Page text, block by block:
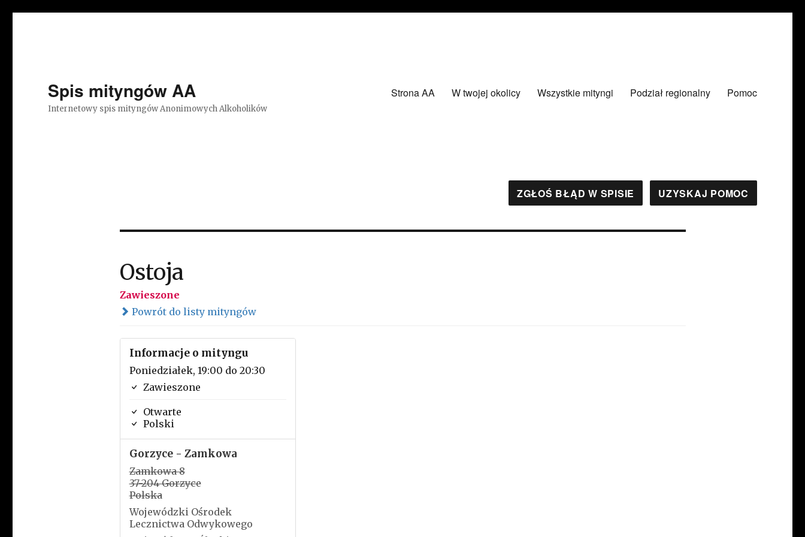
Spis mityngów AA
Internetowy spis mityngów Anonimowych Alkoholików
Strona AA W twojej okolicy Wszystkie mityngi Podział regionalny Pomoc
ZGŁOŚ BŁĄD W SPISIE UZYSKAJ POMOC
Ostoja
Zawieszone
Powrót do listy mityngów
Informacje o mityngu
Poniedziałek, 19:00 do 20:30
Zawieszone
Otwarte
Polski
Gorzyce - Zamkowa
Zamkowa 8
37-204 Gorzyce
Polska
Wojewódzki Ośrodek
Lecznictwa Odwykowego